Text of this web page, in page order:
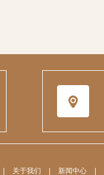
| 关于我们 | 新闻中心 |